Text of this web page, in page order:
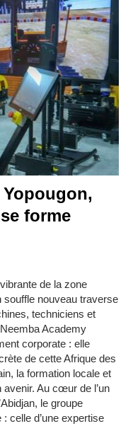
Yopougon,
forme
de la zone
souffle nouveau traverse
techniciens et
Academy
corporate : elle
de cette Afrique des
la formation locale et
avenir. Au cœur de l’un
le groupe
celle d’une expertise